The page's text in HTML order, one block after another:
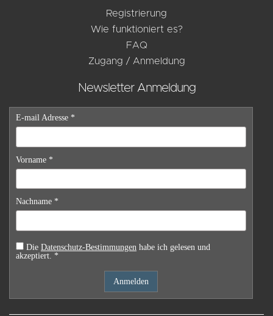
Registrierung
Wie funktioniert es?
FAQ
Zugang / Anmeldung
Newsletter Anmeldung
E-mail Adresse *
Vorname *
Nachname *
Die Datenschutz-Bestimmungen habe ich gelesen und
akzeptiert. *